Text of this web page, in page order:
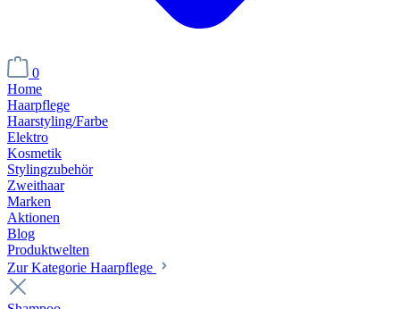
0
Home
Haarpflege
Haarstyling/Farbe
Elektro
Kosmetik
Stylingzubehör
Zweithaar
Marken
Aktionen
Blog
Produktwelten
Zur Kategorie Haarpflege